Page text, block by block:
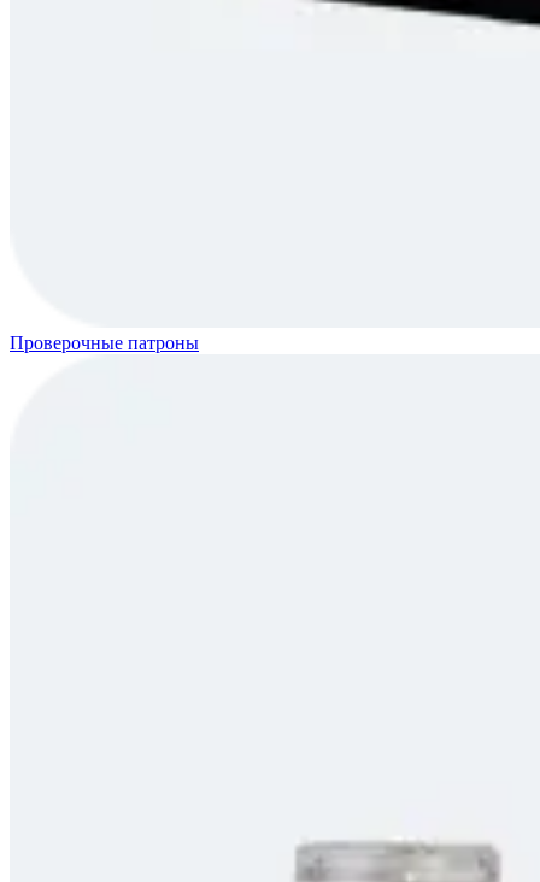
Проверочные патроны